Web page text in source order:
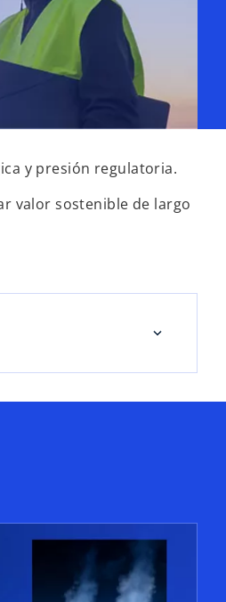
y presión regulatoria.
valor sostenible de largo